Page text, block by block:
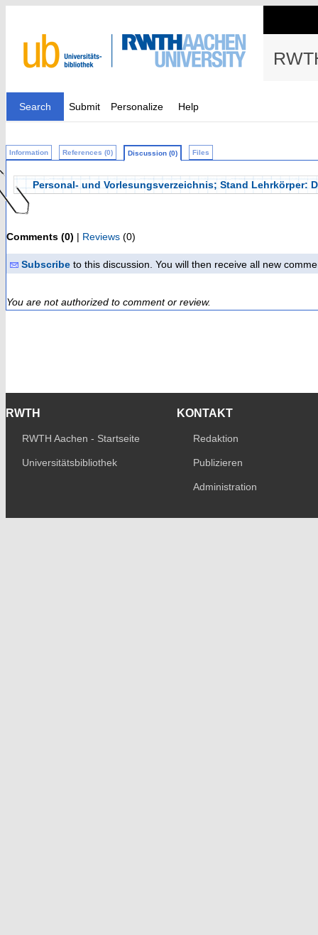
Search Submit Personalize Help
Information References (0) Discussion (0) Files
Personal- und Vorlesungsverzeichnis; Stand Lehrkörper:
Comments (0) | Reviews (0)
Subscribe to this discussion. You will then receive all new
You are not authorized to comment or review.
RWTH
RWTH Aachen - Startseite
Universitätsbibliothek
KONTAKT
Redaktion
Publizieren
Administration